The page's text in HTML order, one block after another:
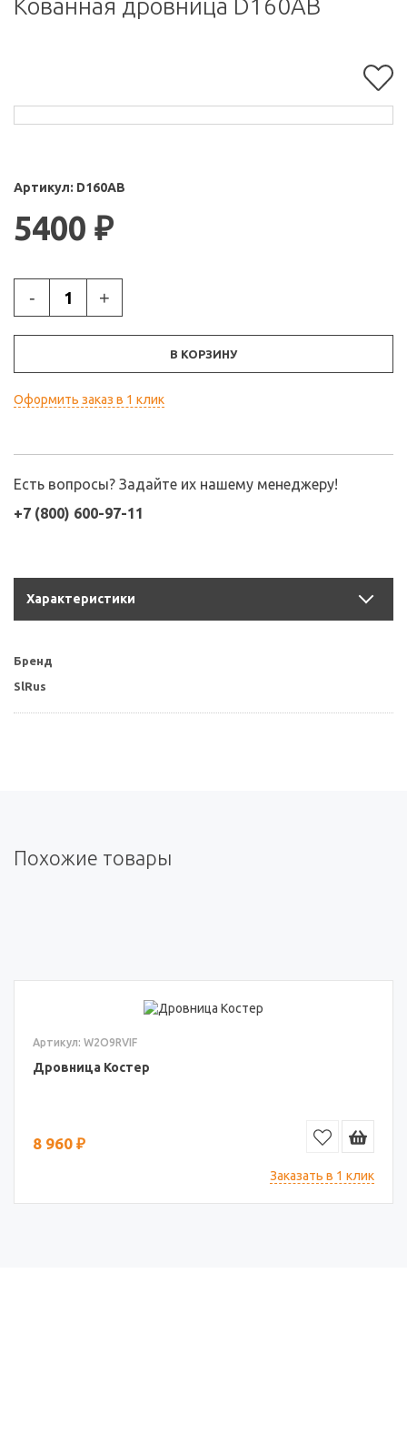
Кованная дровница D160АВ
Артикул: D160АВ
5400 ₽
- +
В КОРЗИНУ
Оформить заказ в 1 клик
Есть вопросы? Задайте их нашему менеджеру!
+7 (800) 600-97-11
Характеристики
Бренд
SlRus
Похожие товары
Артикул: W2O9RVIF
Дровница Костер
8 960 ₽
Заказать в 1 клик